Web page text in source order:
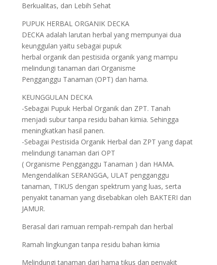
Berkualitas, dan Lebih Sehat
PUPUK HERBAL ORGANIK DECKA
DECKA adalah larutan herbal yang mempunyai dua
keunggulan yaitu sebagai pupuk
herbal organik dan pestisida organik yang mampu
melindungi tanaman dari Organisme
Pengganggu Tanaman (OPT) dan hama.
KEUNGGULAN DECKA
-Sebagai Pupuk Herbal Organik dan ZPT. Tanah
menjadi subur tanpa residu bahan kimia. Sehingga
meningkatkan hasil panen.
-Sebagai Pestisida Organik Herbal dan ZPT yang dapat
melindungi tanaman dari OPT
( Organisme Pengganggu Tanaman ) dan HAMA.
Mengendalikan SERANGGA, ULAT pengganggu
tanaman, TIKUS dengan spektrum yang luas, serta
penyakit tanaman yang disebabkan oleh BAKTERI dan
JAMUR.
Berasal dari ramuan rempah-rempah dan herbal
Ramah lingkungan tanpa residu bahan kimia
Melindungi tanaman dari hama tikus dan penyakit